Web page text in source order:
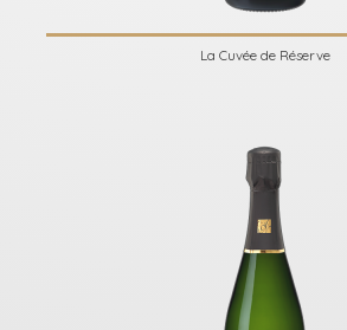
La Cuvée de Réserve